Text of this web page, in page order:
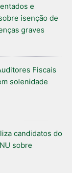
e
isenção de
graves
Fiscais
solenidade
candidatos do
sobre